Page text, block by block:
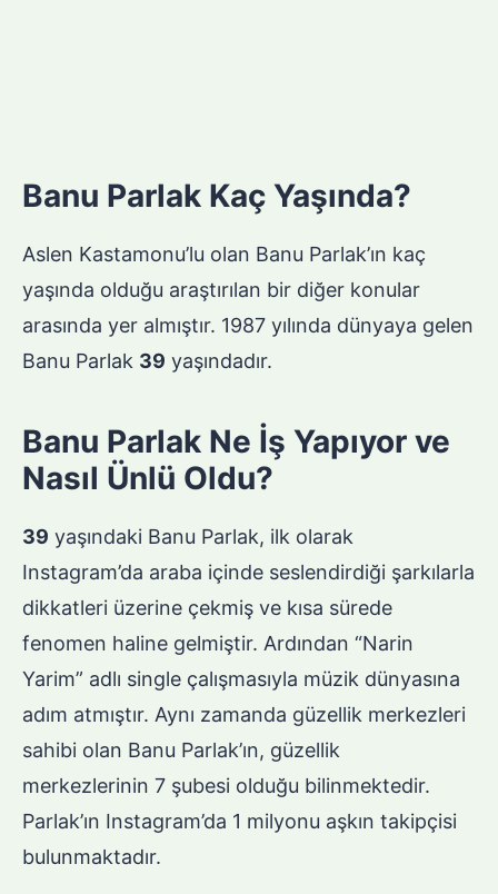
Banu Parlak Kaç Yaşında?
Aslen Kastamonu’lu olan Banu Parlak’ın kaç
yaşında olduğu araştırılan bir diğer konular
arasında yer almıştır. 1987 yılında dünyaya gelen
Banu Parlak 39 yaşındadır.
Banu Parlak Ne İş Yapıyor ve
Nasıl Ünlü Oldu?
39 yaşındaki Banu Parlak, ilk olarak
Instagram’da araba içinde seslendirdiği şarkılarla
dikkatleri üzerine çekmiş ve kısa sürede
fenomen haline gelmiştir. Ardından “Narin
Yarim” adlı single çalışmasıyla müzik dünyasına
adım atmıştır. Aynı zamanda güzellik merkezleri
sahibi olan Banu Parlak’ın, güzellik
merkezlerinin 7 şubesi olduğu bilinmektedir.
Parlak’ın Instagram’da 1 milyonu aşkın takipçisi
bulunmaktadır.